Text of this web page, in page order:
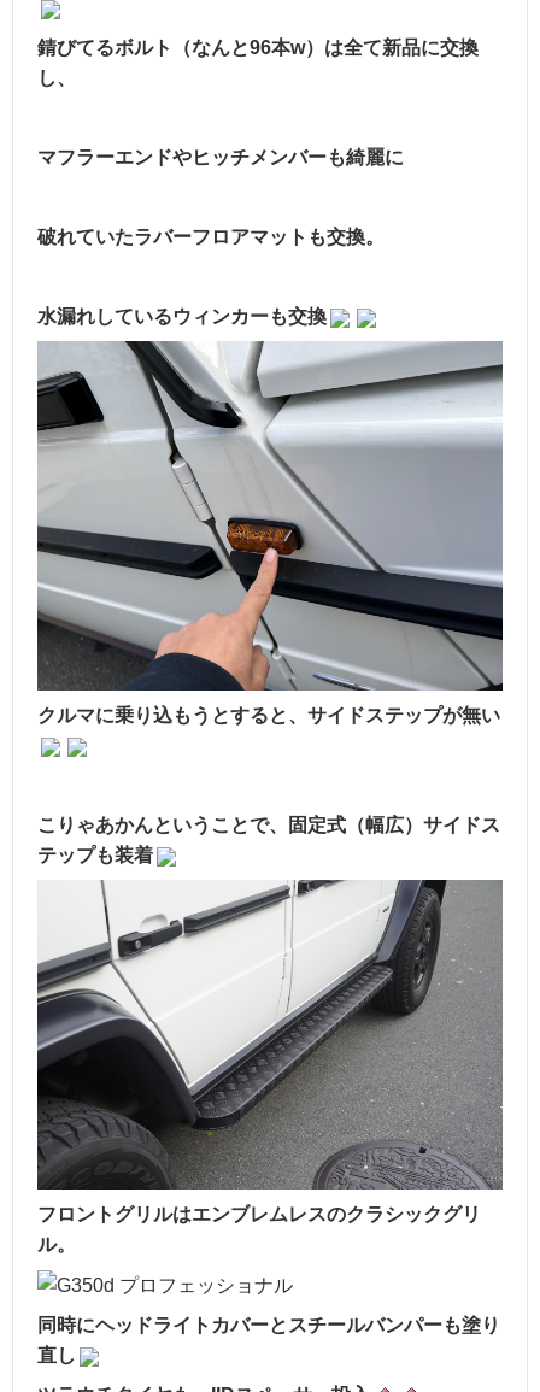
錆びてるボルト（なんと96本w）は全て新品に交換
し、
マフラーエンドやヒッチメンバーも綺麗に
破れていたラバーフロアマットも交換。
水漏れしているウィンカーも交換
クルマに乗り込もうとすると、サイドステップが無い
こりゃあかんということで、固定式（幅広）サイドス
テップも装着
フロントグリルはエンブレムレスのクラシックグリ
ル。
同時にヘッドライトカバーとスチールバンパーも塗り
直し